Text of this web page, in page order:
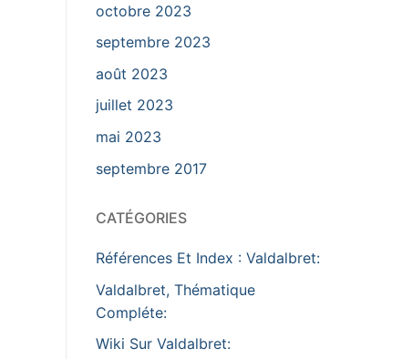
octobre 2023
septembre 2023
août 2023
juillet 2023
mai 2023
septembre 2017
CATÉGORIES
Références Et Index : Valdalbret:
Valdalbret, Thématique
Compléte:
Wiki Sur Valdalbret: